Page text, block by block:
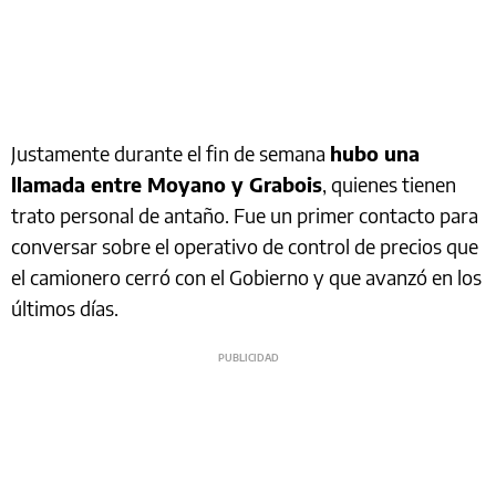
Justamente durante el fin de semana hubo una
llamada entre Moyano y Grabois, quienes tienen
trato personal de antaño. Fue un primer contacto para
conversar sobre el operativo de control de precios que
el camionero cerró con el Gobierno y que avanzó en los
últimos días.